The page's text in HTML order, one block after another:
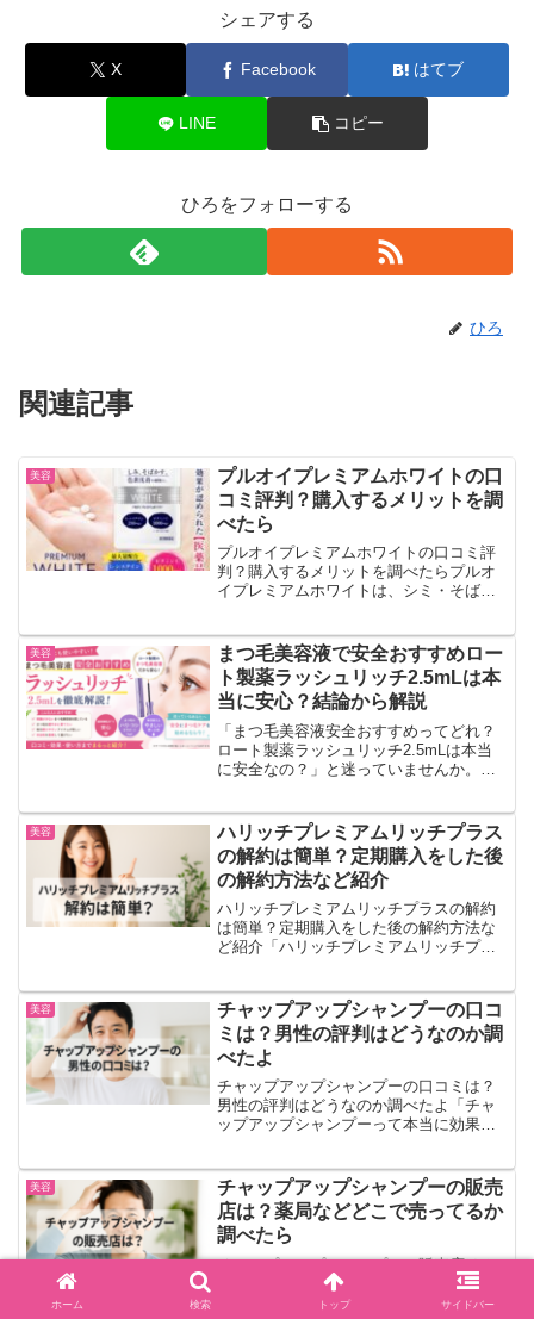
シェアする
X Facebook はてブ
LINE コピー
ひろをフォローする
ひろ
関連記事
美容
プルオイプレミアムホワイトの口
コミ評判？購入するメリットを調
べたら
プルオイプレミアムホワイトの口コミ評
判？購入するメリットを調べたらプルオ
イプレミアムホワイトは、シミ・そばか
のです。購入前に口コミ評価などについ
て調べてみることにしまし...
美容
まつ毛美容液で安全おすすめロー
ト製薬ラッシュリッチ2.5mLは本
当に安心？結論から解説
「まつ毛美容液安全おすすめってどれ？
ロート製薬ラッシュリッチ2.5mLは本当
に安全なの？」と迷っていませんか。結
心者でも安心して使いやすい有力な選択
肢です。目元に使うか...
美容
ハリッチプレミアムリッチプラス
の解約は簡単？定期購入をした後
の解約方法など紹介
ハリッチプレミアムリッチプラスの解約
は簡単？定期購入をした後の解約方法な
ど紹介「ハリッチプレミアムリッチプラ
ず安心してください。ハリッチは“解約で
きない”という噂とは逆で...
美容
チャップアップシャンプーの口コ
ミは？男性の評判はどうなのか調
べたよ
チャップアップシャンプーの口コミは？
男性の評判はどうなのか調べたよ「チャ
ップアップシャンプーって本当に効果あ
ね。結論から言えば、チャップアップシ
ャンプーは 頭皮環境を整えて...
美容
チャップアップシャンプーの販売
店は？薬局などどこで売ってるか
調べたら
チャップアップシャンプーの販売店は？
薬局などどこで売ってるか調べたら「最
近抜け毛が増えた気がする」「前よりも
ホーム 検索 トップ サイドバー